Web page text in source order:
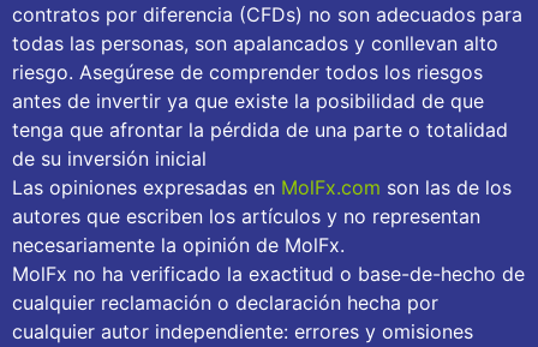
contratos por diferencia (CFDs) no son adecuados para
todas las personas, son apalancados y conllevan alto
riesgo. Asegúrese de comprender todos los riesgos
antes de invertir ya que existe la posibilidad de que
tenga que afrontar la pérdida de una parte o totalidad
de su inversión inicial
Las opiniones expresadas en MolFx.com son las de los
autores que escriben los artículos y no representan
necesariamente la opinión de MolFx.
MolFx no ha verificado la exactitud o base-de-hecho de
cualquier reclamación o declaración hecha por
cualquier autor independiente: errores y omisiones